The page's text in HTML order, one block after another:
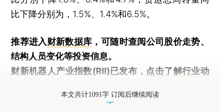
比下降分别为，1.5%、1.4%和6.5%。
推荐进入财新数据库 ，可随时查阅公司股价走势、
结构人员变化等投资信息。
财新机器人产业指数(RII)已发布， 点击了解行业动
本文共计1091字 订阅后继续阅读